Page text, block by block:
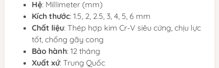
Hệ: Millimeter (mm)
Kích thước: 1.5, 2, 2.5, 3, 4, 5, 6 mm
Chất liệu: Thép hợp kim Cr-V siêu cứng, chịu lực
tốt, chống gãy cong
Bảo hành: 12 tháng
Xuất xứ: Trung Quốc